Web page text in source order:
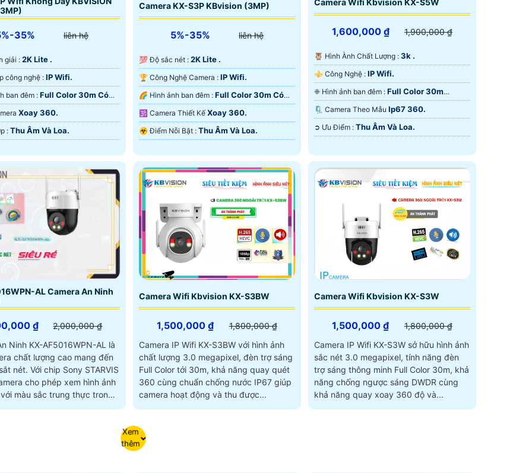
35% liên hệ
giải :2K Lite .
🤖️ Tích hợp công nghệ : IP Wifi.
🌚 Hình ảnh ban đêm : Full Color 30m Có
Xoay 360.
️💎 Tích Hợp : Thu Âm Và Loa.
Camera KX-S3P KBvision (3MP)
5%-35% liên hệ
💯 Độ sắc nét : 2K Lite .
🏆 Công Nghệ Camera : IP Wifi.
🌈 Hình ảnh ban đêm : Full Color 30m Có
Màu Ban Ðêm.
🕉️ Camera Thiết Kế Xoay 360.
️☣️ Điểm Nỗi Bật : Thu Âm Và Loa.
1,600,000 ₫ 1,900,000 ₫
🦉 Hình Ành Chất Lượng : 3k .
⚜️ Công Nghệ : IP Wifi.
❈ Hình ảnh ban đêm : Full Color 30m
ONVIF.
🗜️ Camera Theo Mẫu Ip67 360.
️➲ Ưu Điểm : Thu Âm Và Loa.
AL Camera An Ninh
₫
2,000,000 ₫
Ninh KX-AF5016WPN-AL là
chất lượng cao mang đến
Sony STARVIS
cho phép xem hình ảnh
màu sắc trung thực trong
Camera Wifi Kbvision KX-S3BW
1,500,000 ₫
1,800,000 ₫
Camera IP Wifi KX-S3BW với hình ảnh
chất lượng 3.0 megapixel, đèn trợ sáng
Full Color tới 30m, khả năng quay quét
360 cùng chuẩn chống nước IP67 giúp
camera hoạt động và thu được...
Camera Wifi Kbvision KX-S3W
1,500,000 ₫
1,800,000 ₫
Camera IP Wifi KX-S3W sở hữu hình ảnh
sắc nét 3.0 megapixel, tính năng đèn
trợ sáng thông minh Full Color 30m, khả
năng chống ngược sáng DWDR cùng
khả năng quay xoay 360 độ và...
Xem
thêm